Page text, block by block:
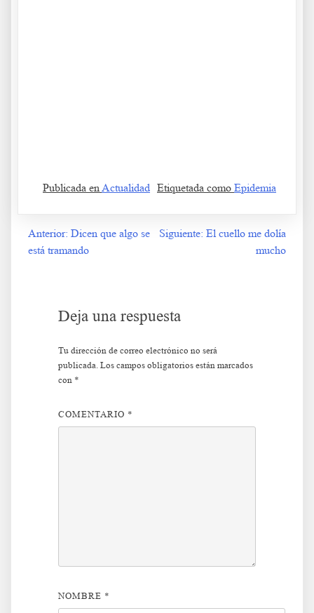
Publicada en Actualidad Etiquetada como Epidemia
Navegación
Anterior: Dicen que algo se
está tramando
Siguiente: El cuello me dolía
mucho
Deja una respuesta
Tu dirección de correo electrónico no será
publicada. Los campos obligatorios están marcados
con *
COMENTARIO *
NOMBRE *